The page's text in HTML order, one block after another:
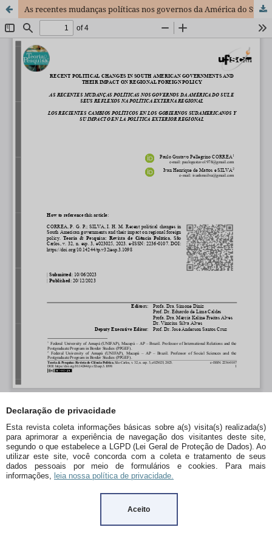
Declaração de privacidade
Esta revista coleta informações básicas sobre a(s) visita(s) realizada(s)
para aprimorar a experiência de navegação dos visitantes deste site,
segundo o que estabelece a LGPD (Lei Geral de Proteção de Dados). Ao
utilizar este site, você concorda com a coleta e tratamento de seus
dados pessoais por meio de formulários e cookies. Para mais
informações, leia nossa política de privacidade.
Aceito
As recentes mudanças políticas nos governos da América do Sul e seus reflexos na política externa regional